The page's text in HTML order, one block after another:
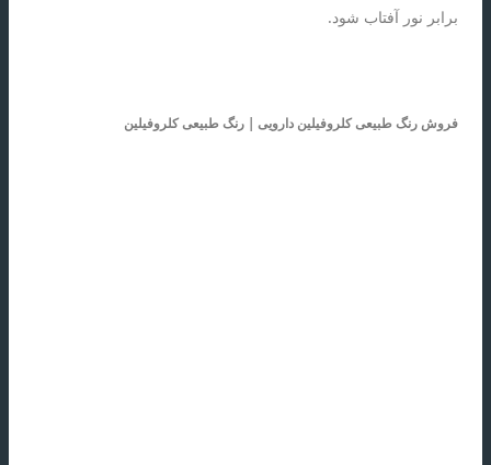
برابر نور آفتاب شود.
فروش رنگ طبیعی کلروفیلین دارویی | رنگ طبیعی کلروفیلین